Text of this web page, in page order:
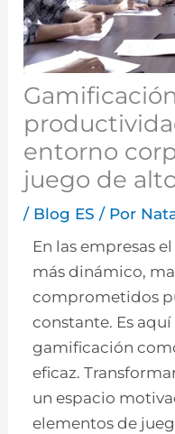
entorno
juego de
/ Blog ES / Por
En las empresas
más dinámico,
comprometidos
constante. Es
gamificación
eficaz.
un espacio
elementos de